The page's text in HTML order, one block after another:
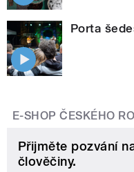
Porta
E-SHOP ČESKÉHO
Přijměte pozvání
člověčiny.